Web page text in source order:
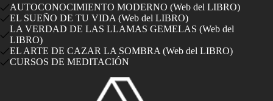
AUTOCONOCIMIENTO MODERNO (Web del LIBRO)
EL SUEÑO DE TU VIDA (Web del LIBRO)
LA VERDAD DE LAS LLAMAS GEMELAS (Web del
LIBRO)
EL ARTE DE CAZAR LA SOMBRA (Web del LIBRO)
CURSOS DE MEDITACIÓN